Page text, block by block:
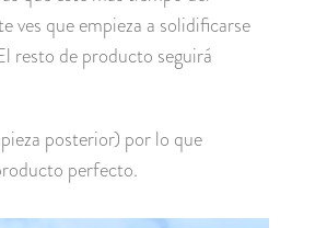
ves que empieza a solidificarse
resto de producto seguirá
posterior) por lo que
perfecto.